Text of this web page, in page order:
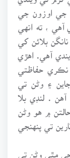
اوزون جي
آهي ، ته انهي
بلائن کي
آهي. اهڙي
نڪري حفاظتي
۽ وڻن تي
. لنڊي بلا
۾ هو وڻن
تي پنهنجي
مٿي وڻن تي